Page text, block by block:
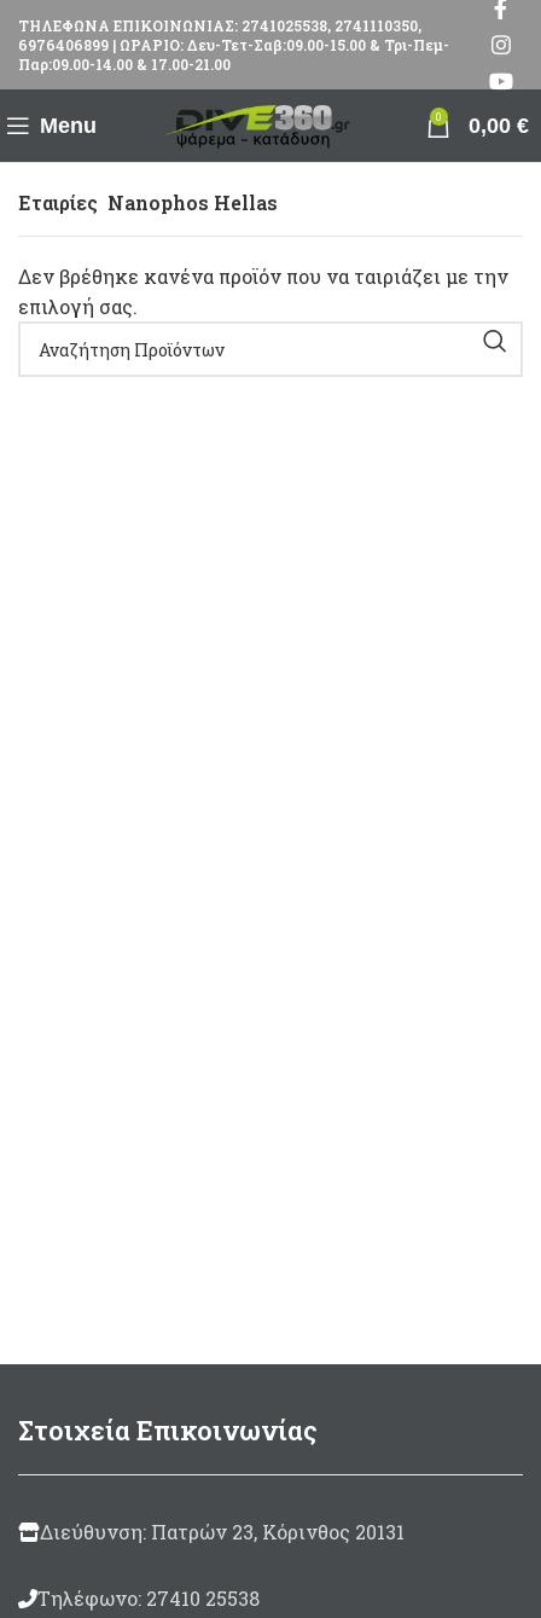
ΤΗΛΕΦΩΝΑ ΕΠΙΚΟΙΝΩΝΙΑΣ: 2741025538, 2741110350,
6976406899 | ΩΡΑΡΙΟ: Δευ-Τετ-Σαβ:09.00-15.00 & Τρι-Πεμ-
Παρ:09.00-14.00 & 17.00-21.00
Menu 0 0,00 €
Εταιρίες Nanophos Hellas
Δεν βρέθηκε κανένα προϊόν που να ταιριάζει με την
επιλογή σας.
Στοιχεία Επικοινωνίας
Διεύθυνση: Πατρών 23, Κόρινθος 20131
Τηλέφωνο: 27410 25538